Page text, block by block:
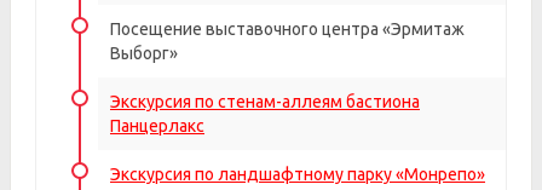
Посещение выставочного центра «Эрмитаж
Выборг»
Экскурсия по стенам-аллеям бастиона
Панцерлакс
Экскурсия по ландшафтному парку «Монрепо»